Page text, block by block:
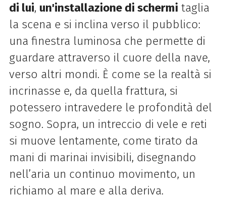
di lui, un'installazione di schermi taglia
la scena e si inclina verso il pubblico:
una finestra luminosa che permette di
guardare attraverso il cuore della nave,
verso altri mondi. È come se la realtà si
incrinasse e, da quella frattura, si
potessero intravedere le profondità del
sogno. Sopra, un intreccio di vele e reti
si muove lentamente, come tirato da
mani di marinai invisibili, disegnando
nell’aria un continuo movimento, un
richiamo al mare e alla deriva.